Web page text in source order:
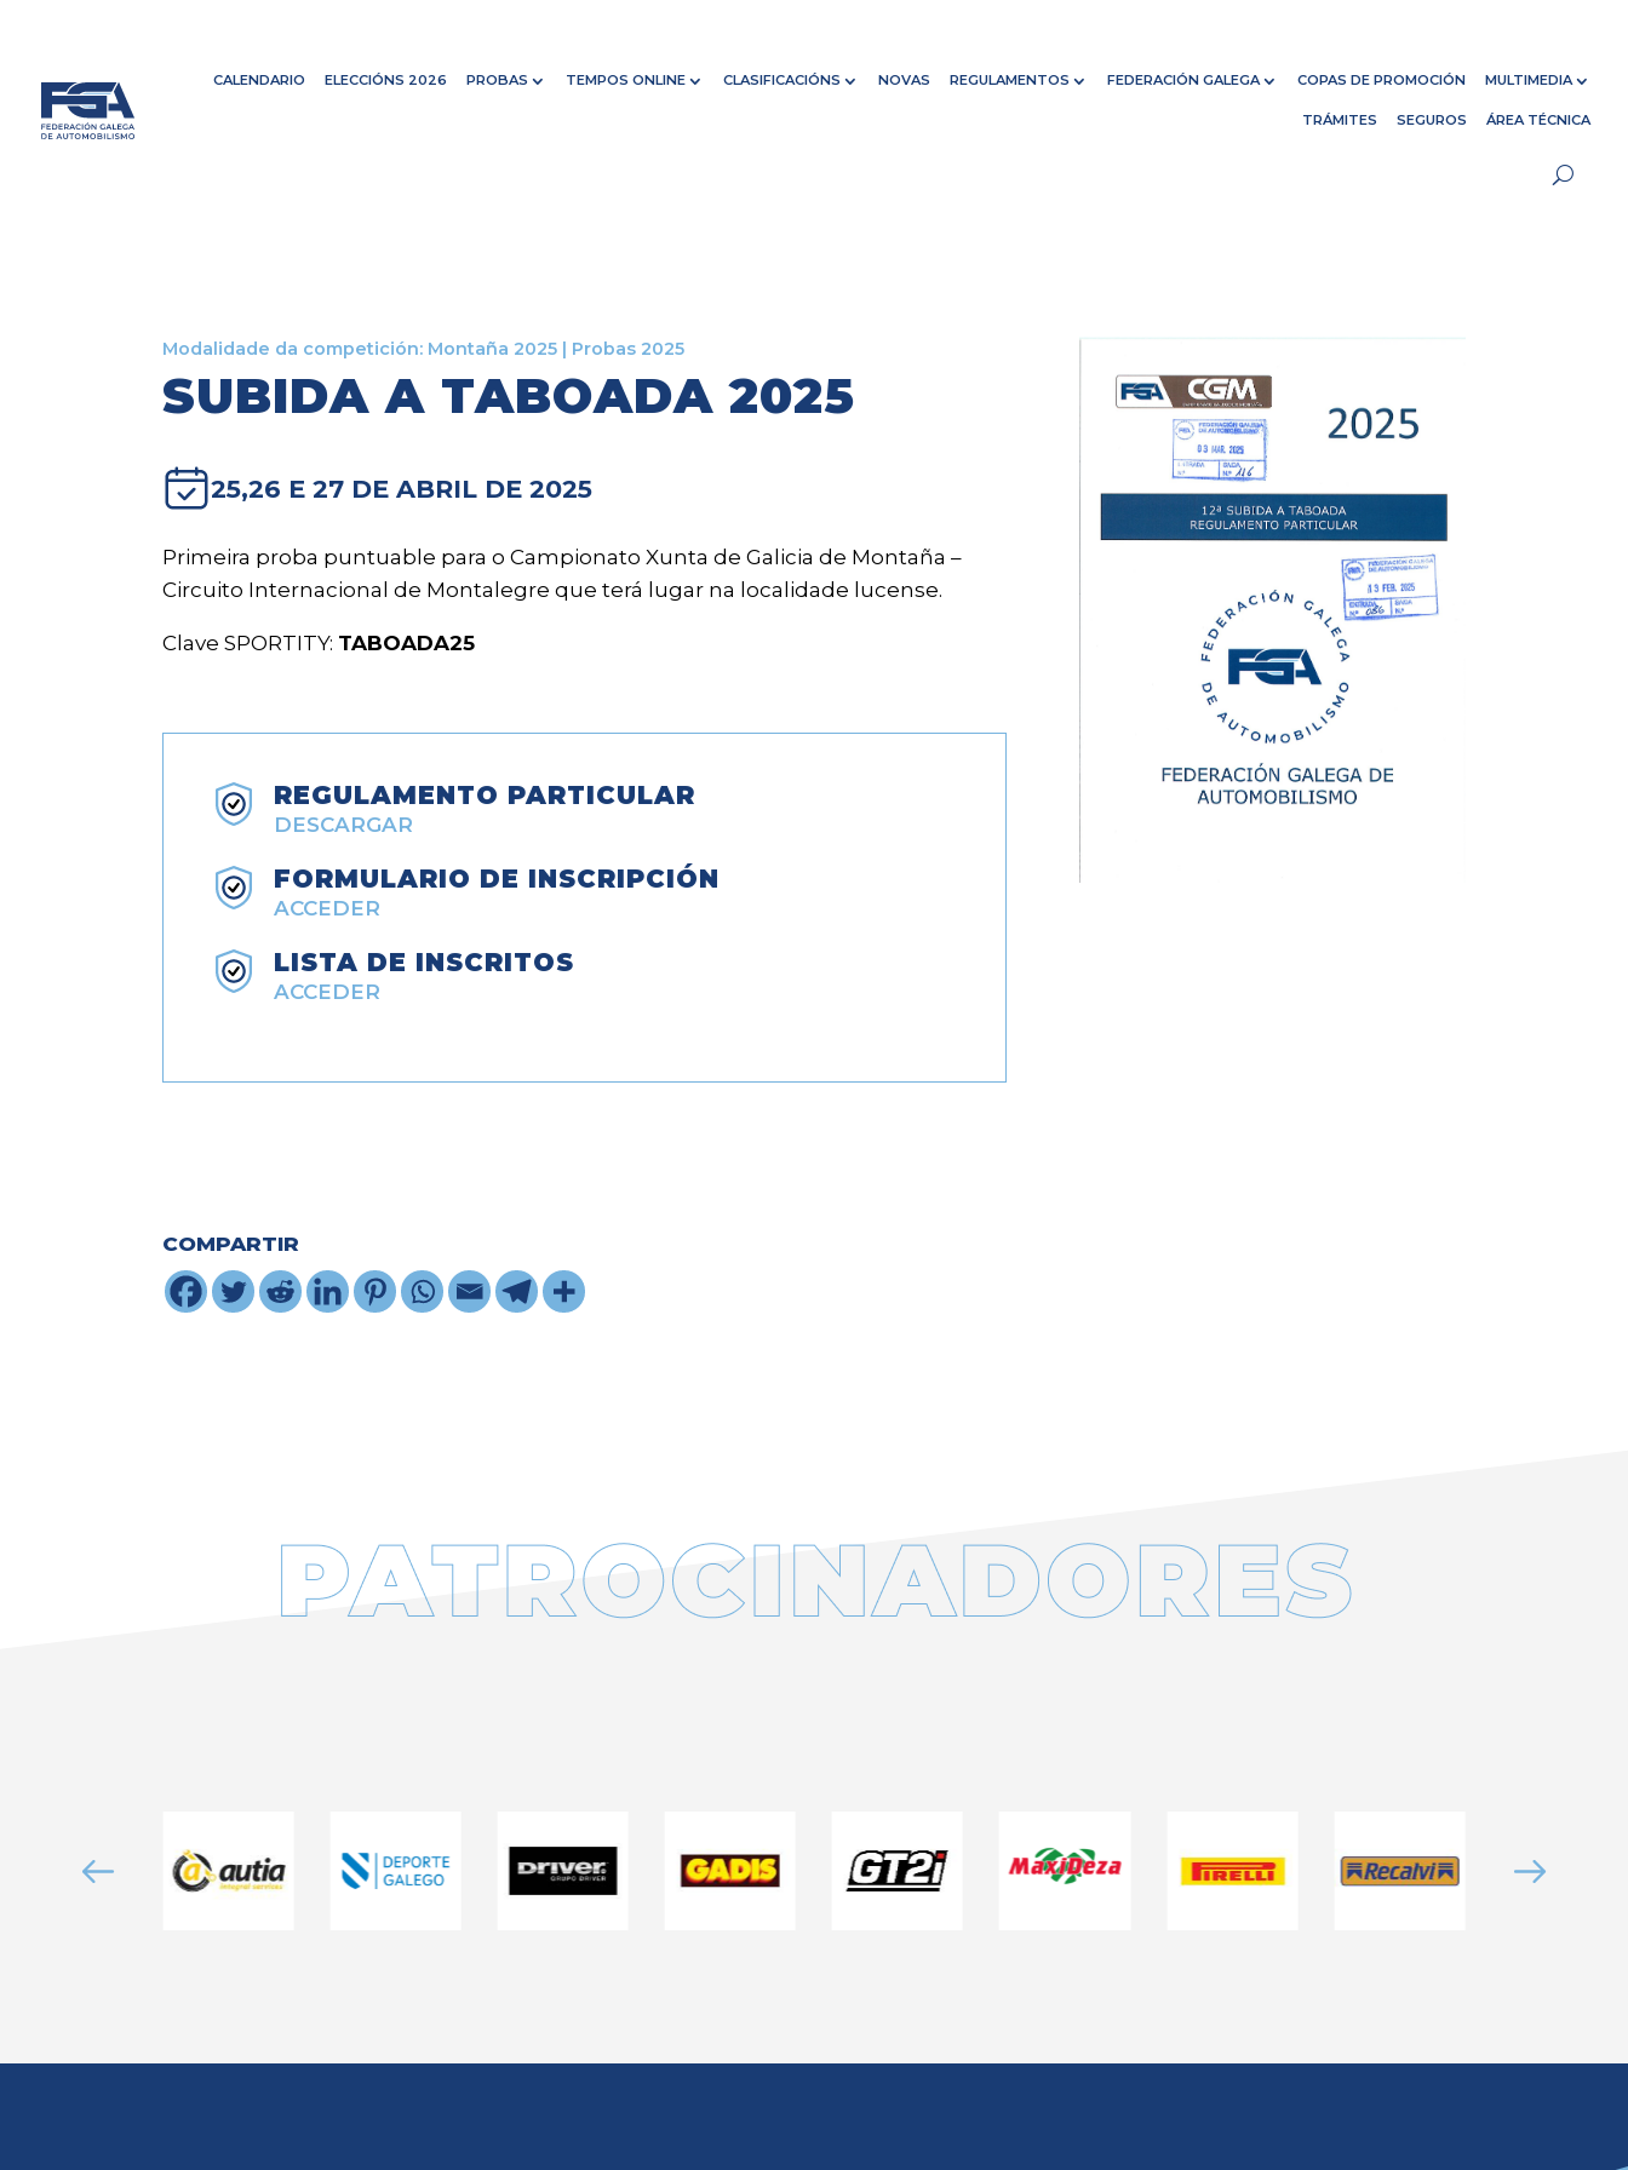
CALENDARIO ELECCIÓNS 2026 PROBAS TEMPOS ONLINE CLASIFICACIÓNS NOVAS REGULAMENTOS FEDERACIÓN GALEGA COPAS DE PROMOCIÓN MULTIMEDIA
TRÁMITES SEGUROS ÁREA TÉCNICA
Modalidade da competición: Montaña 2025 | Probas 2025
SUBIDA A TABOADA 2025
25,26 E 27 DE ABRIL DE 2025
Primeira proba puntuable para o Campionato Xunta de Galicia de Montaña –
Circuito Internacional de Montalegre que terá lugar na localidade lucense.
Clave SPORTITY: TABOADA25
REGULAMENTO PARTICULAR
DESCARGAR
FORMULARIO DE INSCRIPCIÓN
ACCEDER
LISTA DE INSCRITOS
ACCEDER
COMPARTIR